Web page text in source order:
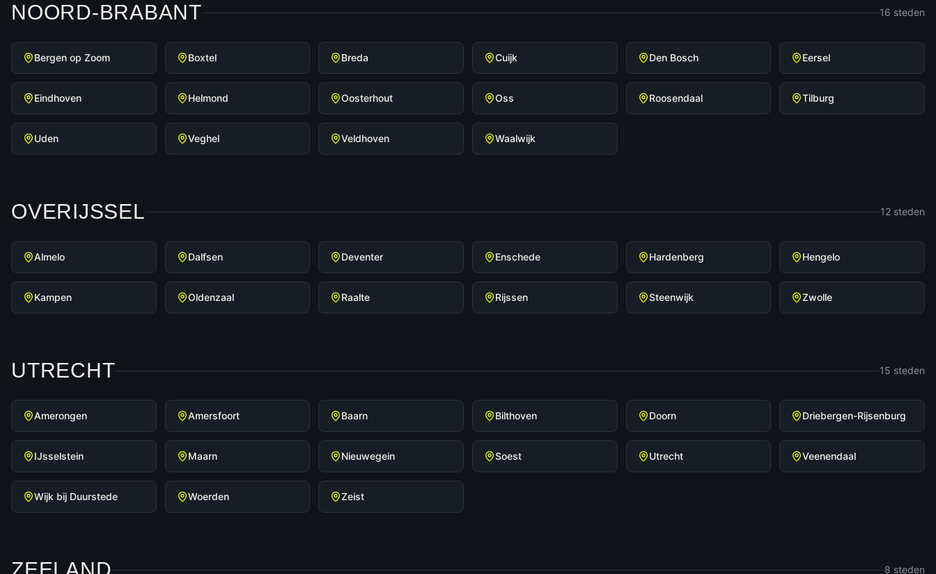
NOORD-BRABANT 16 steden
Bergen op Zoom Boxtel Breda Cuijk Den Bosch Eersel
Eindhoven Helmond Oosterhout Oss Roosendaal Tilburg
Uden Veghel Veldhoven Waalwijk
OVERIJSSEL 12 steden
Almelo Dalfsen Deventer Enschede Hardenberg Hengelo
Kampen Oldenzaal Raalte Rijssen Steenwijk Zwolle
UTRECHT 15 steden
Amerongen Amersfoort Baarn Bilthoven Doorn Driebergen-Rijsenburg
IJsselstein Maarn Nieuwegein Soest Utrecht Veenendaal
Wijk bij Duurstede Woerden Zeist
8 steden